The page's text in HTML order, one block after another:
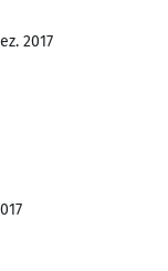
2017